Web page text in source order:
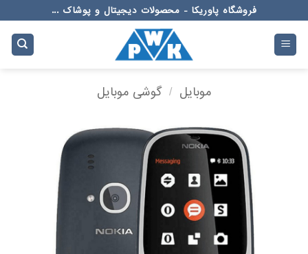
to
content
فروشگاه پاوریکا - محصولات دیجیتال و پوشاک ...
موبایل / گوشی موبایل